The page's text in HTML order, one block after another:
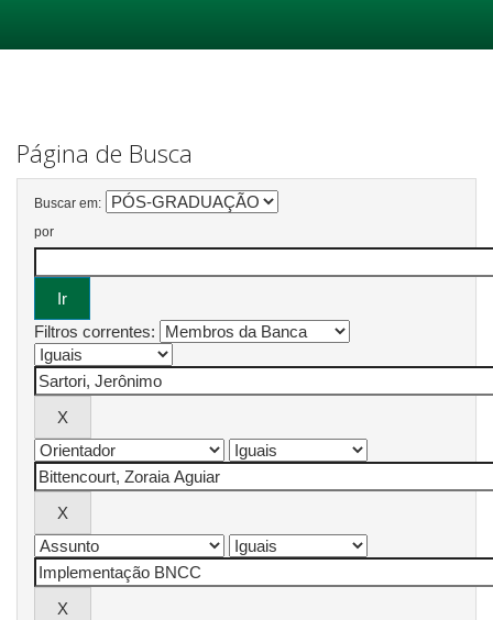
Página de Busca
Buscar em:
por
Filtros correntes: